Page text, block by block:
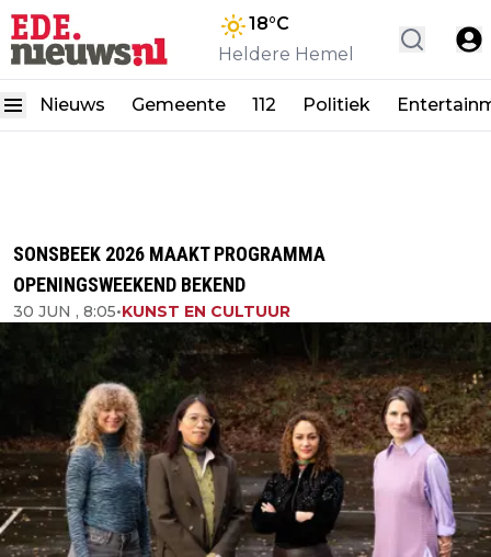
18°C
Heldere Hemel
Nieuws Gemeente 112 Politiek
SONSBEEK 2026 MAAKT PROGRAMMA
OPENINGSWEEKEND BEKEND
30 JUN , 8:05•KUNST EN CULTUUR